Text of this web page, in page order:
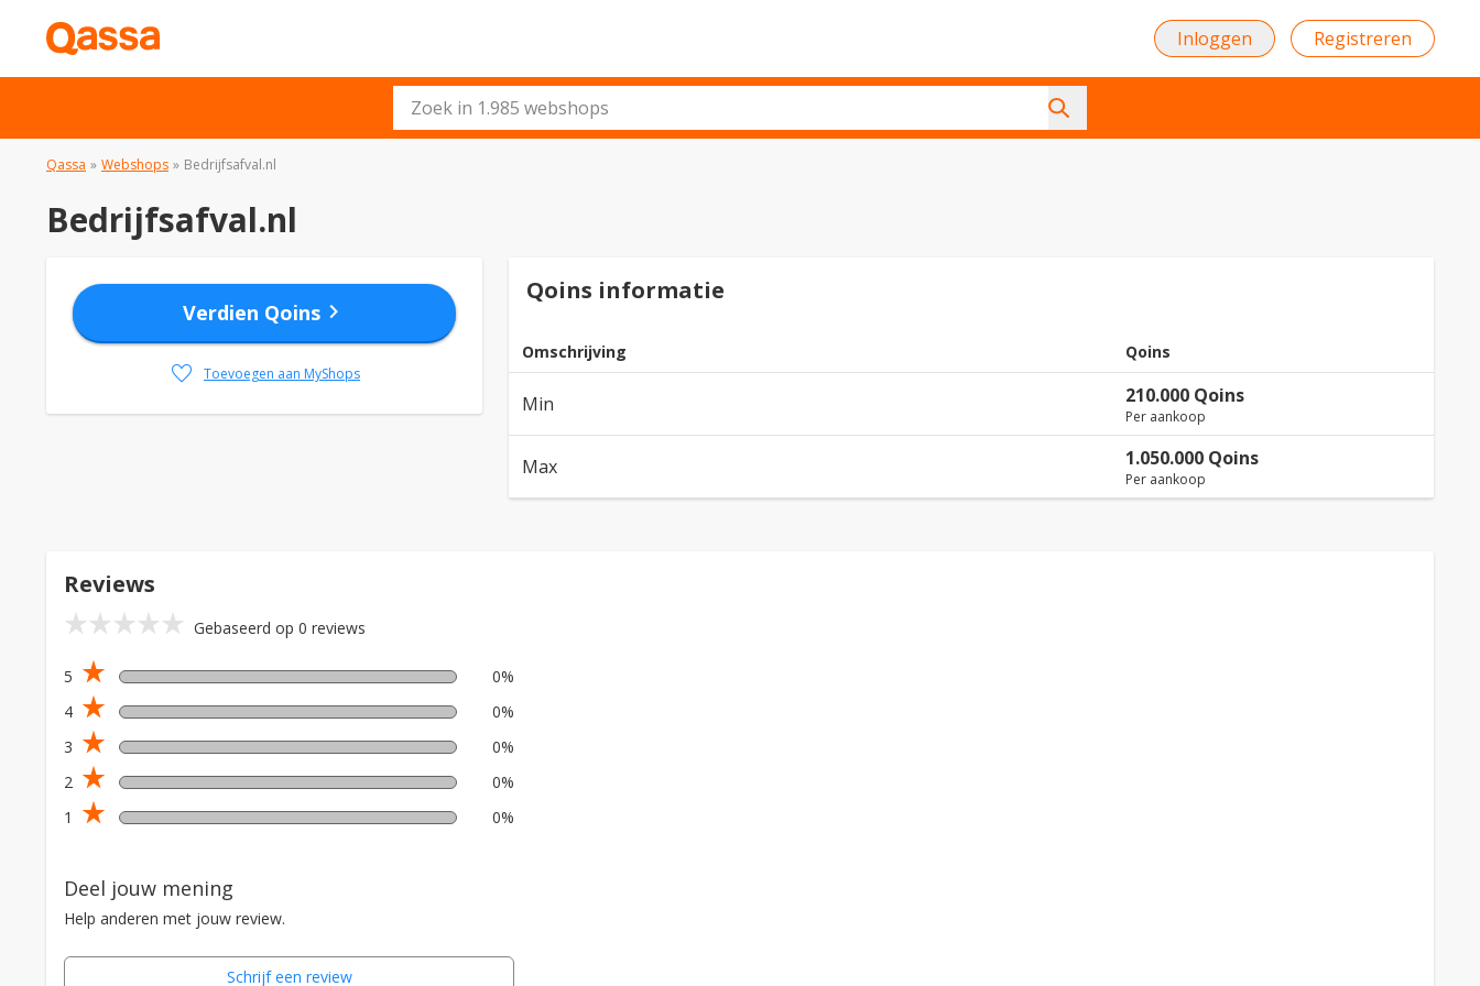
Inloggen Registreren
Qassa » Webshops » Bedrijfsafval.nl
Bedrijfsafval.nl
Verdien Qoinschevron_right
favorite
Toevoegen aan MyShops
Qoins informatie
Omschrijving Qoins
Min 210.000 Qoins
Per aankoop
Max 1.050.000 Qoins
Per aankoop
Reviews
star_ratestar_ratestar_ratestar_ratestar_rate Gebaseerd op 0 reviews
5 star_rate
0%
4 star_rate
0%
3 star_rate
0%
2 star_rate
0%
1
star_rate 0%
Deel jouw mening
Help anderen met jouw review.
Schrijf een review